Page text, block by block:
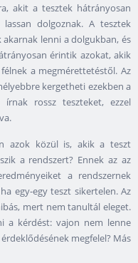
akit a tesztek hátrányosan
dolgoznak. A tesztek
lenni a dolgukban, és
érintik azokat, akik
a megmérettetéstől. Az
kergetheti ezekben a
rossz teszteket, ezzel
azok közül is, akik a teszt
a rendszert? Ennek az az
a rendszernek
egy-egy teszt sikertelen. Az
mert nem tanultál eleget.
a kérdést: vajon nem lenne
megfelel? Más